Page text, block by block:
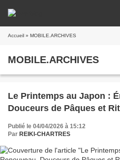
Accueil » MOBILE.ARCHIVES
MOBILE.ARCHIVES
Le Printemps au Japon :
Douceurs de Pâques et
Publié le 04/04/2026 à 15:12
Par REIKI-CHARTRES